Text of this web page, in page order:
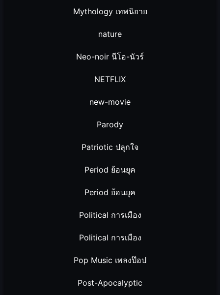
Mythology เทพนิยาย
nature
Neo-noir นีโอ-นัวร์
NETFLIX
new-movie
Parody
Patriotic ปลุกใจ
Period ย้อนยุค
Period ย้อนยุค
Political การเมือง
Political การเมือง
Pop Music เพลงป๊อป
Post-Apocalyptic